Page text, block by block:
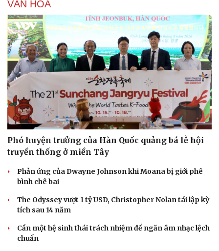
VĂN HÓA
Phó huyện trưởng của Hàn Quốc quảng bá lễ hội
truyền thống ở miền Tây
Phản ứng của Dwayne Johnson khi Moana bị giới phê
bình chê bai
The Odyssey vượt 1 tỷ USD, Christopher Nolan tái lập kỳ
tích sau 14 năm
Cần một hệ sinh thái trách nhiệm để ngăn âm nhạc lệch
chuẩn